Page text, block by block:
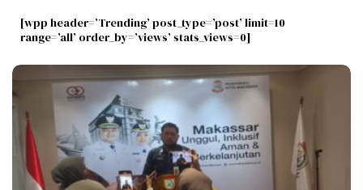
[wpp header=’Trending’ post_type=’post’ limit=10
range=’all’ order_by=’views’ stats_views=0]